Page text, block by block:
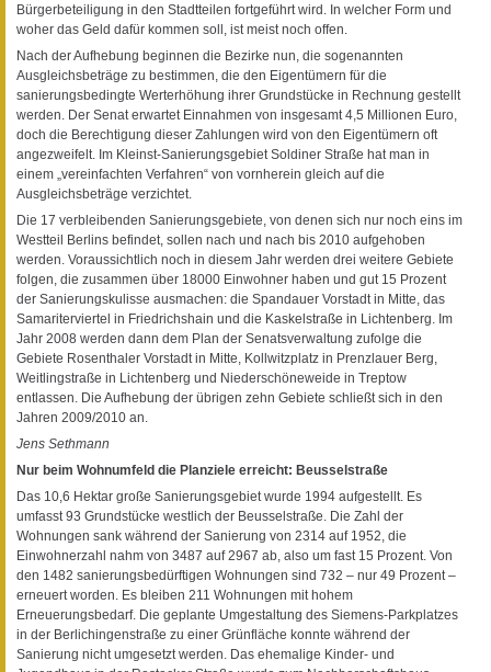
Bürgerbeteiligung in den Stadtteilen fortgeführt wird. In welcher Form und
woher das Geld dafür kommen soll, ist meist noch offen.
Nach der Aufhebung beginnen die Bezirke nun, die sogenannten
Ausgleichsbeträge zu bestimmen, die den Eigentümern für die
sanierungsbedingte Werterhöhung ihrer Grundstücke in Rechnung gestellt
werden. Der Senat erwartet Einnahmen von insgesamt 4,5 Millionen Euro,
doch die Berechtigung dieser Zahlungen wird von den Eigentümern oft
angezweifelt. Im Kleinst-Sanierungsgebiet Soldiner Straße hat man in
einem „vereinfachten Verfahren“ von vornherein gleich auf die
Ausgleichsbeträge verzichtet.
Die 17 verbleibenden Sanierungsgebiete, von denen sich nur noch eins im
Westteil Berlins befindet, sollen nach und nach bis 2010 aufgehoben
werden. Voraussichtlich noch in diesem Jahr werden drei weitere Gebiete
folgen, die zusammen über 18000 Einwohner haben und gut 15 Prozent
der Sanierungskulisse ausmachen: die Spandauer Vorstadt in Mitte, das
Samariterviertel in Friedrichshain und die Kaskelstraße in Lichtenberg. Im
Jahr 2008 werden dann dem Plan der Senatsverwaltung zufolge die
Gebiete Rosenthaler Vorstadt in Mitte, Kollwitzplatz in Prenzlauer Berg,
Weitlingstraße in Lichtenberg und Niederschöneweide in Treptow
entlassen. Die Aufhebung der übrigen zehn Gebiete schließt sich in den
Jahren 2009/2010 an.
Jens Sethmann
Nur beim Wohnumfeld die Planziele erreicht: Beusselstraße
Das 10,6 Hektar große Sanierungsgebiet wurde 1994 aufgestellt. Es
umfasst 93 Grundstücke westlich der Beusselstraße. Die Zahl der
Wohnungen sank während der Sanierung von 2314 auf 1952, die
Einwohnerzahl nahm von 3487 auf 2967 ab, also um fast 15 Prozent. Von
den 1482 sanierungsbedürftigen Wohnungen sind 732 – nur 49 Prozent –
erneuert worden. Es bleiben 211 Wohnungen mit hohem
Erneuerungsbedarf. Die geplante Umgestaltung des Siemens-Parkplatzes
in der Berlichingenstraße zu einer Grünfläche konnte während der
Sanierung nicht umgesetzt werden. Das ehemalige Kinder- und